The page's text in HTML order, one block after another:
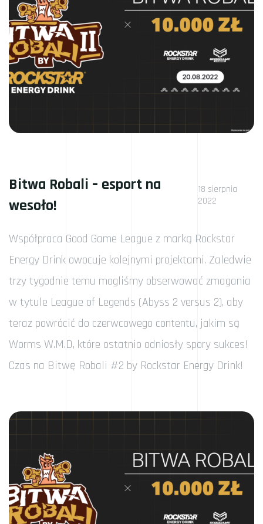
Bitwa Robali – esport na
wesoło!
18 sierpnia
2022
Współpraca Good Game League z marką Rockstar
Energy Drink owocuje kolejnymi projektami. Zaledwie
trzy tygodnie temu mogliśmy obserwować zmagania
w tytule League of Legends (Abyss 2 versus 2), aby
teraz powrócić do czerwcowego contentu, jakim są
Worms W.M.D, które ostatnio odniosły spory sukces!
Czas na Bitwę Robali #2 by Rockstar Energy Drink!